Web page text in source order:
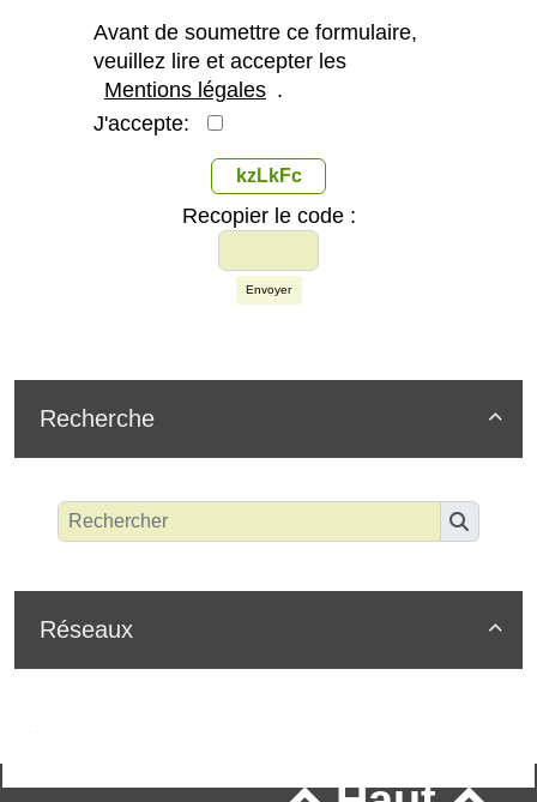
Avant de soumettre ce formulaire,
veuillez lire et accepter les
Mentions légales .
J'accepte:
kzLkFc
Recopier le code :
Envoyer

Recherche

Réseaux